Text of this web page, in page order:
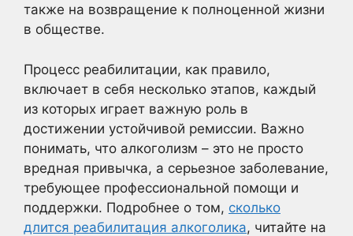
также на возвращение к полноценной жизни
в обществе.
Процесс реабилитации, как правило,
включает в себя несколько этапов, каждый
из которых играет важную роль в
достижении устойчивой ремиссии. Важно
понимать, что алкоголизм – это не просто
вредная привычка, а серьезное заболевание,
требующее профессиональной помощи и
поддержки. Подробнее о том, сколько
длится реабилитация алкоголика, читайте на